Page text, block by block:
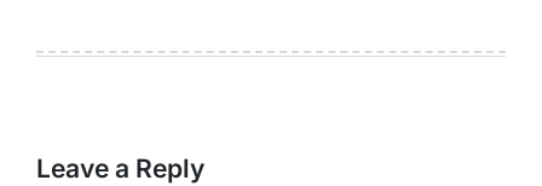
Leave a Reply